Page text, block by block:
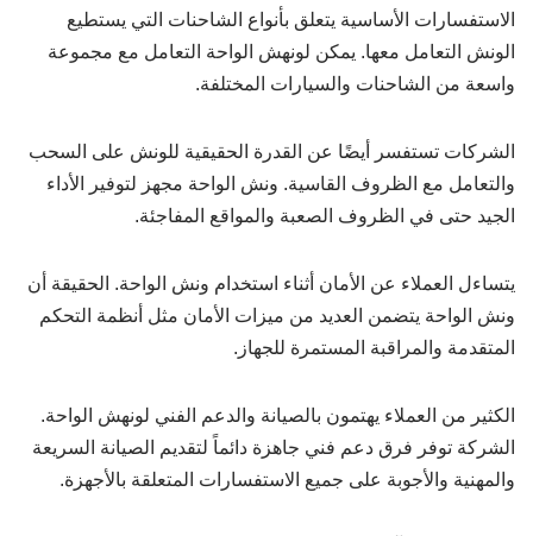
الاستفسارات الأساسية يتعلق بأنواع الشاحنات التي يستطيع
الونش التعامل معها. يمكن لونهش الواحة التعامل مع مجموعة
واسعة من الشاحنات والسيارات المختلفة.
الشركات تستفسر أيضًا عن القدرة الحقيقية للونش على السحب
والتعامل مع الظروف القاسية. ونش الواحة مجهز لتوفير الأداء
الجيد حتى في الظروف الصعبة والمواقع المفاجئة.
يتساءل العملاء عن الأمان أثناء استخدام ونش الواحة. الحقيقة أن
ونش الواحة يتضمن العديد من ميزات الأمان مثل أنظمة التحكم
المتقدمة والمراقبة المستمرة للجهاز.
الكثير من العملاء يهتمون بالصيانة والدعم الفني لونهش الواحة.
الشركة توفر فرق دعم فني جاهزة دائماً لتقديم الصيانة السريعة
والمهنية والأجوبة على جميع الاستفسارات المتعلقة بالأجهزة.